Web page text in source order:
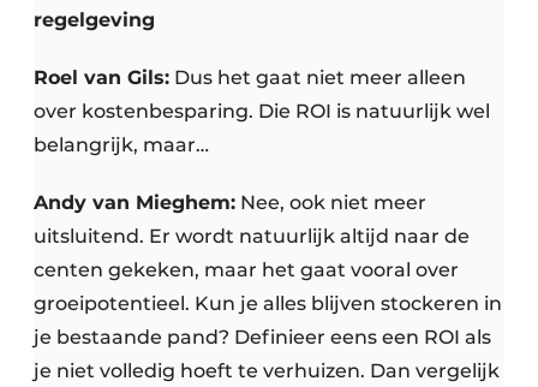
regelgeving
Roel van Gils: Dus het gaat niet meer alleen
over kostenbesparing. Die ROI is natuurlijk wel
belangrijk, maar…
Andy van Mieghem: Nee, ook niet meer
uitsluitend. Er wordt natuurlijk altijd naar de
centen gekeken, maar het gaat vooral over
groeipotentieel. Kun je alles blijven stockeren in
je bestaande pand? Definieer eens een ROI als
je niet volledig hoeft te verhuizen. Dan vergelijk